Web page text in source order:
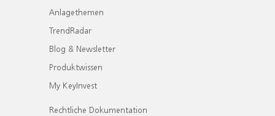
Anlagethemen
TrendRadar
Blog & Newsletter
Produktwissen
My KeyInvest
Rechtliche Dokumentation